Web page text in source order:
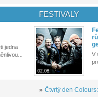
jedna
FESTIVALY
02.08.
V
» Čtvrtý den